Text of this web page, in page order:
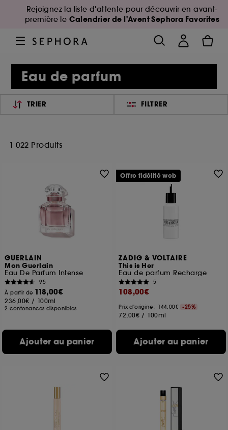
Rejoignez la liste d'attente pour découvrir en avant-
première le Calendrier de l'Avent Sephora Favorites
Eau de parfum
TRIER FILTRER
1 022 Produits
GUERLAIN
Mon Guerlain
Eau De Parfum Intense
95
À partir de 118,00€
236,00€ / 100ml
2 contenances disponibles
Ajouter au panier
ZADIG & VOLTAIRE
This is Her
Eau de parfum Recharge
5
108,00€
Prix d'origine : 144,00€ -25%
72,00€ / 100ml
Ajouter au panier
Offre fidélité web